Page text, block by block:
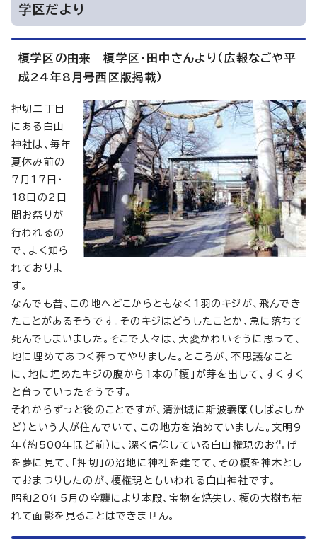
学区だより
榎学区の由来 榎学区・田中さんより（広報なごや平
成24年8月号西区版掲載）
押切二丁目
にある白山
神社は、毎年
夏休み前の
7月17日・
18日の2日
間お祭りが
行われるの
で、よく知ら
れておりま
す。
なんでも昔、この地へどこからともなく1羽のキジが、飛んでき
たことがあるそうです。そのキジはどうしたことか、急に落ちて
死んでしまいました。そこで人々は、大変かわいそうに思って、
地に埋めてあつく葬ってやりました。ところが、不思議なこと
に、地に埋めたキジの腹から1本の「榎」が芽を出して、すくすく
と育っていったそうです。
それからずっと後のことですが、清洲城に斯波義廉（しばよしか
ど）という人が住んでいて、この地方を治めていました。文明9
年（約500年ほど前）に、深く信仰している白山権現のお告げ
を夢に見て、「押切」の沼地に神社を建てて、その榎を神木とし
ておまつりしたのが、榎権現ともいわれる白山神社です。
昭和20年5月の空襲により本殿、宝物を焼失し、榎の大樹も枯
れて面影を見ることはできません。